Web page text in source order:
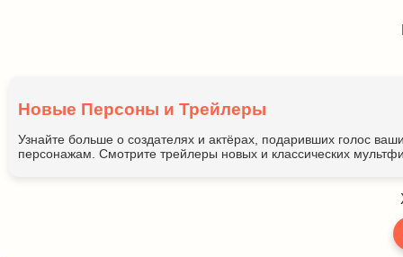
Новые Персоны и Трейлеры
Узнайте больше о создателях и актёрах, подаривших голос
персонажам. Смотрите трейлеры новых и классических